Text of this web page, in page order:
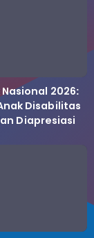
Nasional 2026:
Disabilitas
Diapresiasi